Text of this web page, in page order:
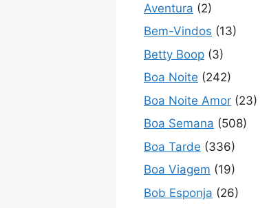
Aventura (2)
Bem-Vindos (13)
Betty Boop (3)
Boa Noite (242)
Boa Noite Amor (23)
Boa Semana (508)
Boa Tarde (336)
Boa Viagem (19)
Bob Esponja (26)